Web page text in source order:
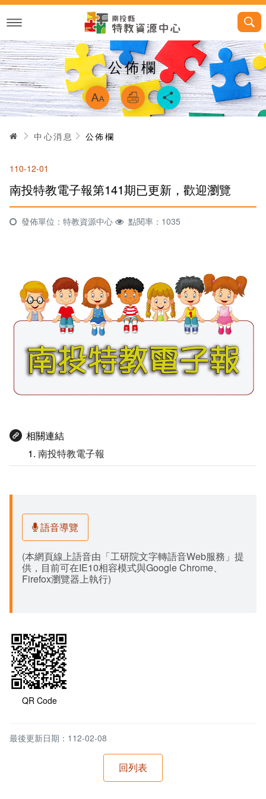
跳
主
內
容
公佈欄 略過字型切換
首頁中心消息 公佈欄
110-12-01
南投特教電子報第141期已更新，歡迎瀏覽
發佈單位：特教資源中心 點閱率：1035
相關連結
南投特教電子報
語音導覽
(本網頁線上語音由「工研院文字轉語音Web服務」提
供，目前可在IE10相容模式與Google Chrome、
Firefox瀏覽器上執行)
QR Code
最後更新日期：112-02-08